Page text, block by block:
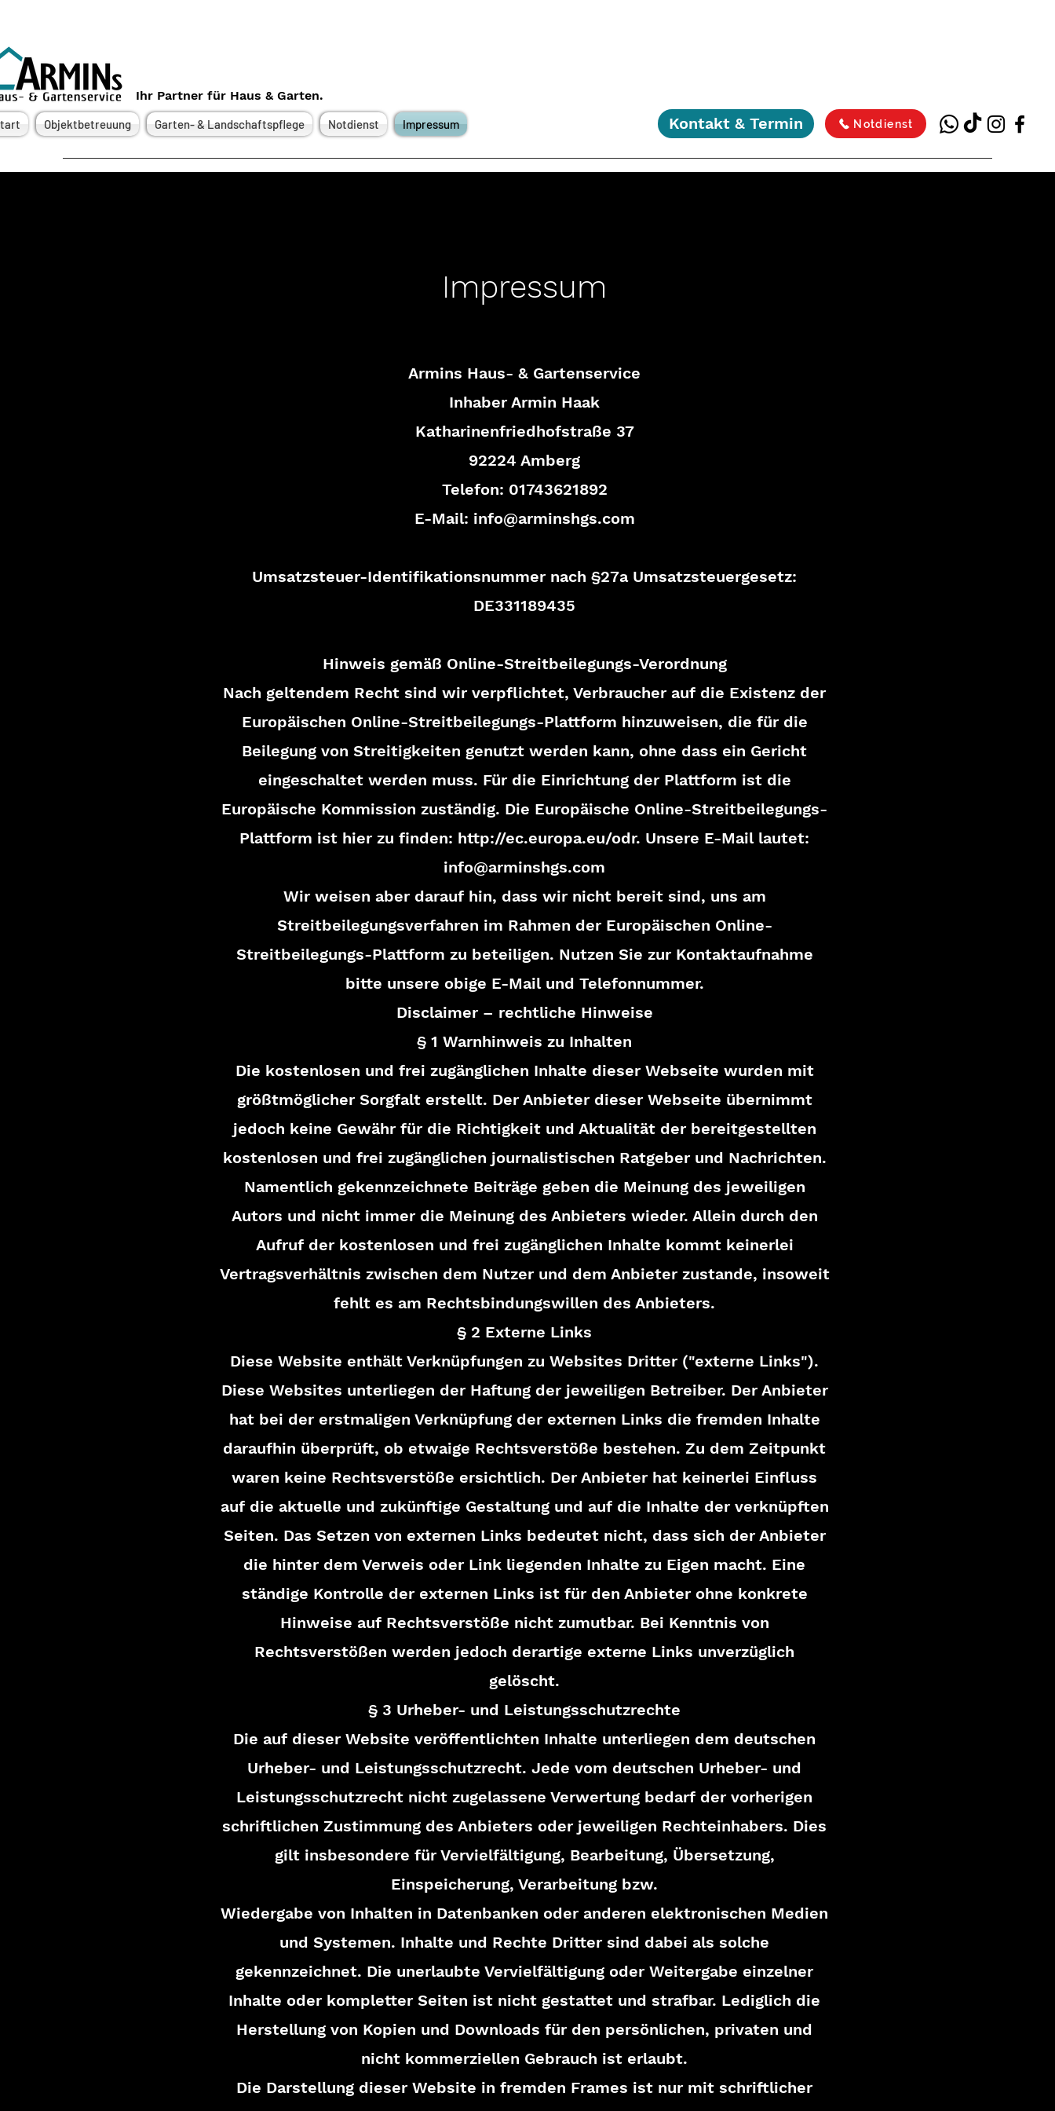
Ihr Partner für Haus & Garten.
Objektbetreuung Garten- & Landschaftspflege Notdienst Impressum Kontakt & Termin Notdienst
Impressum
Armins Haus- & Gartenservice
Inhaber Armin Haak
Katharinenfriedhofstraße 37
92224 Amberg
Telefon: 01743621892
E-Mail: info@arminshgs.com
Umsatzsteuer-Identifikationsnummer nach §27a Umsatzsteuergesetz:
DE331189435
Hinweis gemäß Online-Streitbeilegungs-Verordnung
Nach geltendem Recht sind wir verpflichtet, Verbraucher auf die Existenz der
Europäischen Online-Streitbeilegungs-Plattform hinzuweisen, die für die
Beilegung von Streitigkeiten genutzt werden kann, ohne dass ein Gericht
eingeschaltet werden muss. Für die Einrichtung der Plattform ist die
Europäische Kommission zuständig. Die Europäische Online-Streitbeilegungs-
Plattform ist hier zu finden: http://ec.europa.eu/odr. Unsere E-Mail lautet:
info@arminshgs.com
Wir weisen aber darauf hin, dass wir nicht bereit sind, uns am
Streitbeilegungsverfahren im Rahmen der Europäischen Online-
Streitbeilegungs-Plattform zu beteiligen. Nutzen Sie zur Kontaktaufnahme
bitte unsere obige E-Mail und Telefonnummer.
Disclaimer – rechtliche Hinweise
§ 1 Warnhinweis zu Inhalten
Die kostenlosen und frei zugänglichen Inhalte dieser Webseite wurden mit
größtmöglicher Sorgfalt erstellt. Der Anbieter dieser Webseite übernimmt
jedoch keine Gewähr für die Richtigkeit und Aktualität der bereitgestellten
kostenlosen und frei zugänglichen journalistischen Ratgeber und Nachrichten.
Namentlich gekennzeichnete Beiträge geben die Meinung des jeweiligen
Autors und nicht immer die Meinung des Anbieters wieder. Allein durch den
Aufruf der kostenlosen und frei zugänglichen Inhalte kommt keinerlei
Vertragsverhältnis zwischen dem Nutzer und dem Anbieter zustande, insoweit
fehlt es am Rechtsbindungswillen des Anbieters.
§ 2 Externe Links
Diese Website enthält Verknüpfungen zu Websites Dritter ("externe Links").
Diese Websites unterliegen der Haftung der jeweiligen Betreiber. Der Anbieter
hat bei der erstmaligen Verknüpfung der externen Links die fremden Inhalte
daraufhin überprüft, ob etwaige Rechtsverstöße bestehen. Zu dem Zeitpunkt
waren keine Rechtsverstöße ersichtlich. Der Anbieter hat keinerlei Einfluss
auf die aktuelle und zukünftige Gestaltung und auf die Inhalte der verknüpften
Seiten. Das Setzen von externen Links bedeutet nicht, dass sich der Anbieter
die hinter dem Verweis oder Link liegenden Inhalte zu Eigen macht. Eine
ständige Kontrolle der externen Links ist für den Anbieter ohne konkrete
Hinweise auf Rechtsverstöße nicht zumutbar. Bei Kenntnis von
Rechtsverstößen werden jedoch derartige externe Links unverzüglich
gelöscht.
§ 3 Urheber- und Leistungsschutzrechte
Die auf dieser Website veröffentlichten Inhalte unterliegen dem deutschen
Urheber- und Leistungsschutzrecht. Jede vom deutschen Urheber- und
Leistungsschutzrecht nicht zugelassene Verwertung bedarf der vorherigen
schriftlichen Zustimmung des Anbieters oder jeweiligen Rechteinhabers. Dies
gilt insbesondere für Vervielfältigung, Bearbeitung, Übersetzung,
Einspeicherung, Verarbeitung bzw.
Wiedergabe von Inhalten in Datenbanken oder anderen elektronischen Medien
und Systemen. Inhalte und Rechte Dritter sind dabei als solche
gekennzeichnet. Die unerlaubte Vervielfältigung oder Weitergabe einzelner
Inhalte oder kompletter Seiten ist nicht gestattet und strafbar. Lediglich die
Herstellung von Kopien und Downloads für den persönlichen, privaten und
nicht kommerziellen Gebrauch ist erlaubt.
Die Darstellung dieser Website in fremden Frames ist nur mit schriftlicher